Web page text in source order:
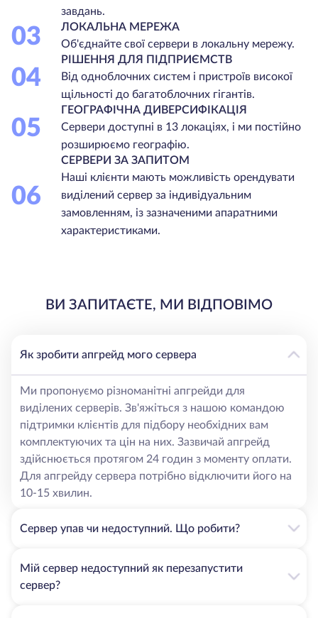
завдань.
03
ЛОКАЛЬНА МЕРЕЖА
Об'єднайте свої сервери в локальну мережу.
04
РІШЕННЯ ДЛЯ ПІДПРИЄМСТВ
Від одноблочних систем і пристроїв високої
щільності до багатоблочних гігантів.
05
ГЕОГРАФІЧНА ДИВЕРСИФІКАЦІЯ
Сервери доступні в 13 локаціях, і ми постійно
розширюємо географію.
06
СЕРВЕРИ ЗА ЗАПИТОМ
Наші клієнти мають можливість орендувати
виділений сервер за індивідуальним
замовленням, із зазначеними апаратними
характеристиками.
ВИ ЗАПИТАЄТЕ, МИ ВІДПОВІМО
Як зробити апгрейд мого сервера
Ми пропонуємо різноманітні апгрейди для
виділених серверів. Зв'яжіться з нашою командою
підтримки клієнтів для підбору необхідних вам
комплектуючих та цін на них. Зазвичай апгрейд
здійснюється протягом 24 годин з моменту оплати.
Для апгрейду сервера потрібно відключити його на
10-15 хвилин.
Сервер упав чи недоступний. Що робити?
Мій сервер недоступний як перезапустити
сервер?